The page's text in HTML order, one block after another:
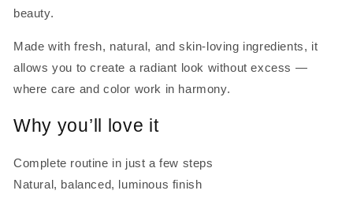
beauty.
Made with fresh, natural, and skin-loving ingredients, it
allows you to create a radiant look without excess —
where care and color work in harmony.
Why you’ll love it
Complete routine in just a few steps
Natural, balanced, luminous finish